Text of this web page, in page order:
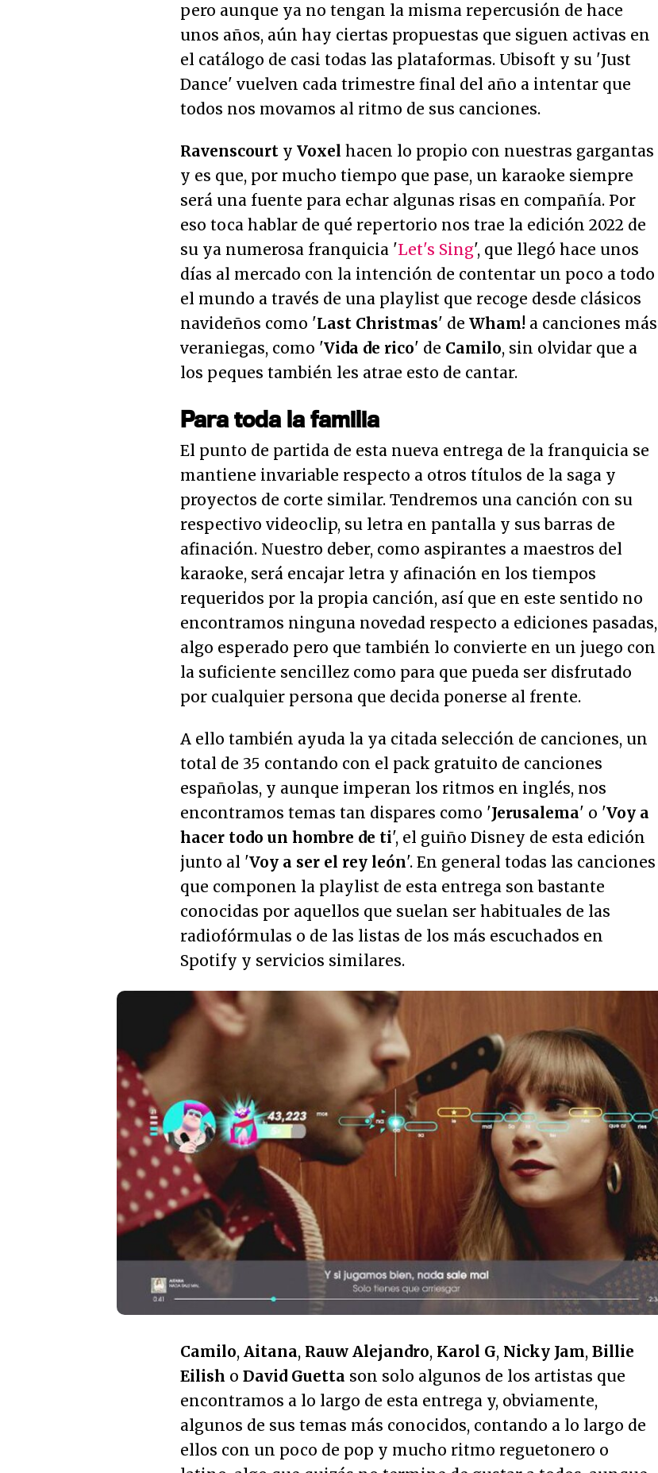
pero aunque ya no tengan la misma repercusión de hace
unos años, aún hay ciertas propuestas que siguen activas en
el catálogo de casi todas las plataformas. Ubisoft y su 'Just
Dance' vuelven cada trimestre final del año a intentar que
todos nos movamos al ritmo de sus canciones.
Ravenscourt y Voxel hacen lo propio con nuestras gargantas
y es que, por mucho tiempo que pase, un karaoke siempre
será una fuente para echar algunas risas en compañía. Por
eso toca hablar de qué repertorio nos trae la edición 2022 de
su ya numerosa franquicia 'Let's Sing', que llegó hace unos
días al mercado con la intención de contentar un poco a todo
el mundo a través de una playlist que recoge desde clásicos
navideños como 'Last Christmas' de Wham! a canciones más
veraniegas, como 'Vida de rico' de Camilo, sin olvidar que a
los peques también les atrae esto de cantar.
Para toda la familia
El punto de partida de esta nueva entrega de la franquicia se
mantiene invariable respecto a otros títulos de la saga y
proyectos de corte similar. Tendremos una canción con su
respectivo videoclip, su letra en pantalla y sus barras de
afinación. Nuestro deber, como aspirantes a maestros del
karaoke, será encajar letra y afinación en los tiempos
requeridos por la propia canción, así que en este sentido no
encontramos ninguna novedad respecto a ediciones pasadas,
algo esperado pero que también lo convierte en un juego con
la suficiente sencillez como para que pueda ser disfrutado
por cualquier persona que decida ponerse al frente.
A ello también ayuda la ya citada selección de canciones, un
total de 35 contando con el pack gratuito de canciones
españolas, y aunque imperan los ritmos en inglés, nos
encontramos temas tan dispares como 'Jerusalema' o 'Voy a
hacer todo un hombre de ti', el guiño Disney de esta edición
junto al 'Voy a ser el rey león'. En general todas las canciones
que componen la playlist de esta entrega son bastante
conocidas por aquellos que suelan ser habituales de las
radiofórmulas o de las listas de los más escuchados en
Spotify y servicios similares.
Camilo, Aitana, Rauw Alejandro, Karol G, Nicky Jam, Billie
Eilish o David Guetta son solo algunos de los artistas que
encontramos a lo largo de esta entrega y, obviamente,
algunos de sus temas más conocidos, contando a lo largo de
ellos con un poco de pop y mucho ritmo reguetonero o